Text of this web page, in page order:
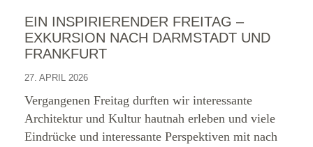
EIN INSPIRIERENDER FREITAG –
EXKURSION NACH DARMSTADT UND
FRANKFURT
27. APRIL 2026
Vergangenen Freitag durften wir interessante
Architektur und Kultur hautnah erleben und viele
Eindrücke und interessante Perspektiven mit nach